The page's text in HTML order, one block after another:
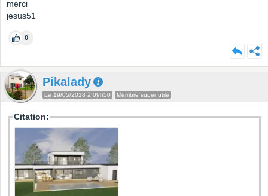
merci
jesus51
0
Pikalady
Le 19/05/2018 à 09h50 Membre super utile
Citation: